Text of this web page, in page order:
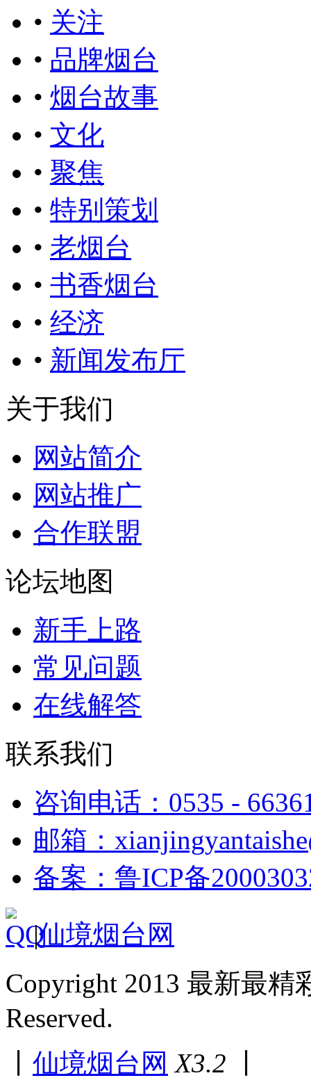
• 关注
• 品牌烟台
• 烟台故事
• 文化
• 聚焦
• 特别策划
• 老烟台
• 书香烟台
• 经济
• 新闻发布厅
关于我们
网站简介
网站推广
合作联盟
论坛地图
新手上路
常见问题
在线解答
联系我们
咨询电话：0535 -
邮箱：
备案：鲁ICP备
|仙境烟台网
Copyright 2013 最新最
Reserved.
仙境烟台网 X3.2